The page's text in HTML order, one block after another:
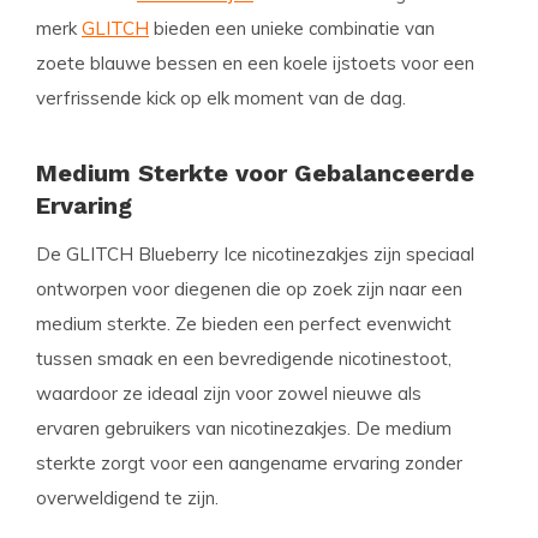
merk GLITCH bieden een unieke combinatie van
zoete blauwe bessen en een koele ijstoets voor een
verfrissende kick op elk moment van de dag.
Medium Sterkte voor Gebalanceerde
Ervaring
De GLITCH Blueberry Ice nicotinezakjes zijn speciaal
ontworpen voor diegenen die op zoek zijn naar een
medium sterkte. Ze bieden een perfect evenwicht
tussen smaak en een bevredigende nicotinestoot,
waardoor ze ideaal zijn voor zowel nieuwe als
ervaren gebruikers van nicotinezakjes. De medium
sterkte zorgt voor een aangename ervaring zonder
overweldigend te zijn.